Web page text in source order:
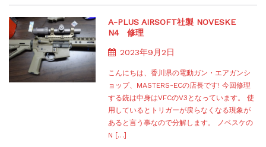
A-PLUS AIRSOFT社製 NOVESKE
N4 修理
2023年9月2日
こんにちは、香川県の電動ガン・エアガンシ
ョップ、MASTERS-ECの店長です! 今回修理
する銃は中身はVFCのV3となっています。 使
用しているとトリガーが戻らなくなる現象が
あると言う事なので分解します。 ノベスケの
N […]